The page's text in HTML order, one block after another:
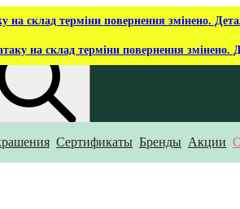
на склад терміни повернення змінено.
на склад терміни повернення змінено.
ты ищешь?Сертификаты Бренды Акции